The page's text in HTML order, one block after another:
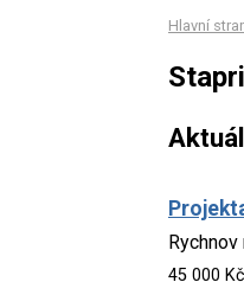
Hlavní
Rychnov
45 000 Kč